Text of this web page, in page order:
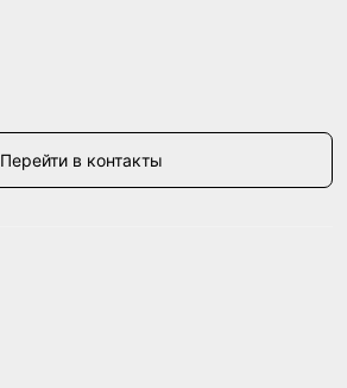
Перейти в контакты